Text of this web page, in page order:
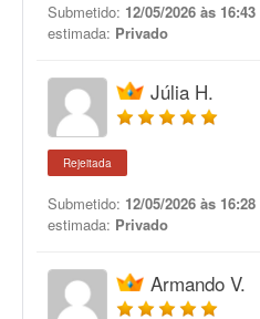
Submetido: 12/05/2026 às 16:43
estimada: Privado
Júlia H.
Rejeitada
Submetido: 12/05/2026 às 16:28
estimada: Privado
Armando V.